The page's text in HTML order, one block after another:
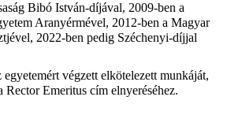
Bibó István-díjával, 2009-ben a
Aranyérmével, 2012-ben a Magyar
2022-ben pedig Széchenyi-díjjal
végzett elkötelezett munkáját,
Rector Emeritus cím elnyeréséhez.